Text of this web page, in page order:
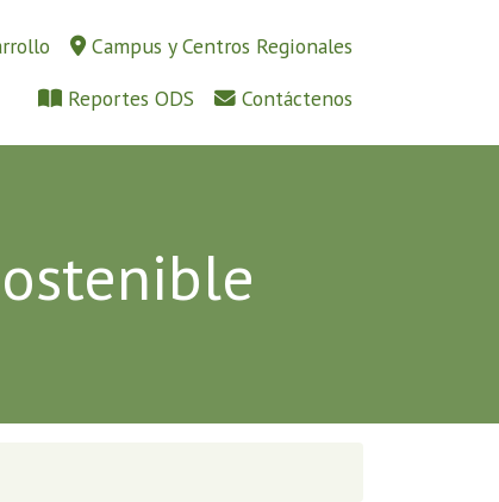
Campus y Centros Regionales
Reportes ODS
Contáctenos